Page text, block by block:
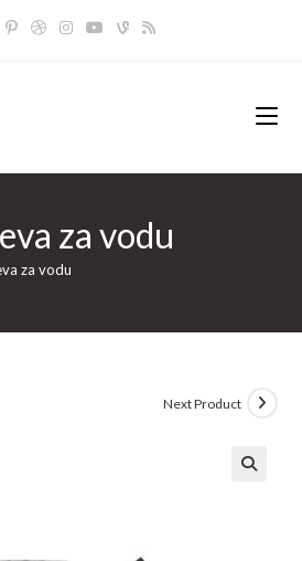
za vodu
za vodu
Next Product